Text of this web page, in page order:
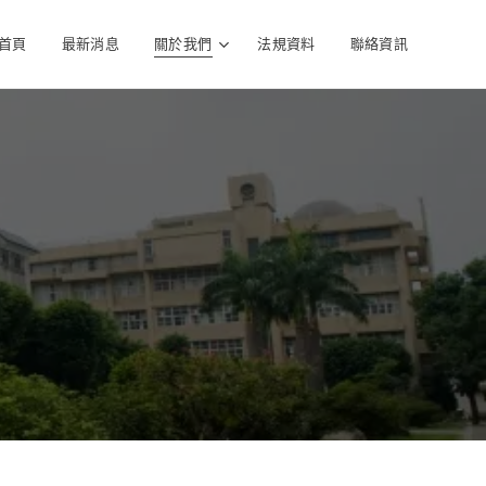
頁 最新消息 關於我們 法規資料 聯絡資訊